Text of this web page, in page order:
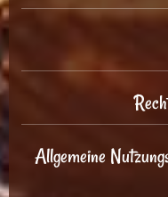
Allgemeine